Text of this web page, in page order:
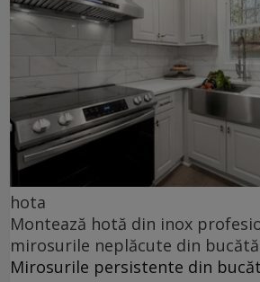
hota
Montează hotă din inox
mirosurile neplăcute din
Mirosurile persistente din